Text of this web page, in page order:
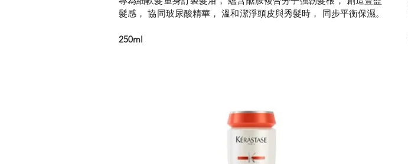
髮感， 協同玻尿酸精華， 溫和潔淨頭皮與秀髮時， 同步平衡保濕。
250ml